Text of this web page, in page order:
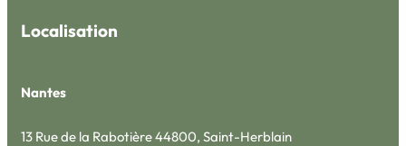
Localisation
Nantes
13 Rue de la Rabotière 44800, Saint-Herblain